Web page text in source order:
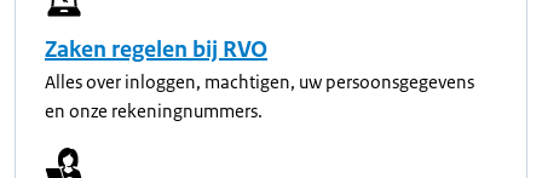
Zaken regelen bij RVO
Alles over inloggen, machtigen, uw persoonsgegevens
en onze rekeningnummers.